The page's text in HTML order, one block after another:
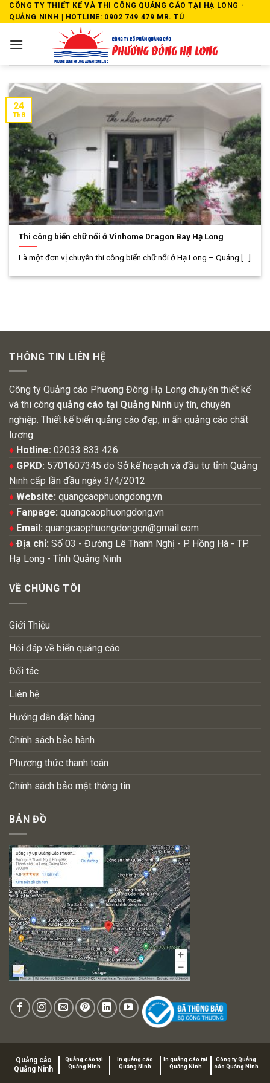
Skip
to
CÔNG TY THIẾT KẾ VÀ THI CÔNG QUẢNG CÁO TẠI HẠ LONG -
QUẢNG NINH | HOTLINE: 0902 749 479 MR. TÚ
Thi công biển chữ nổi ở Vinhome Dragon Bay Hạ Long
Là một đơn vị chuyên thi công biển chữ nổi ở Hạ Long – Quảng [...]
24
Th8
THÔNG TIN LIÊN HỆ
Công ty Quảng cáo Phương Đông Hạ Long chuyên thiết kế
và thi công quảng cáo tại Quảng Ninh uy tín, chuyên
nghiệp. Thiết kế biển quảng cáo đẹp, in ấn quảng cáo chất
lượng.
♦ Hotline: 02033 833 426
♦ GPKD: 5701607345 do Sở kế hoạch và đầu tư tỉnh Quảng
Ninh cấp lần đầu ngày 3/4/2012
♦ Website: quangcaophuongdong.vn
♦ Fanpage: quangcaophuongdong.vn
♦ Email: quangcaophuongdongqn@gmail.com
♦ Địa chỉ: Số 03 - Đường Lê Thanh Nghị - P. Hồng Hà - TP.
Hạ Long - Tỉnh Quảng Ninh
VỀ CHÚNG TÔI
Giới Thiệu
Hỏi đáp về biển quảng cáo
Đối tác
Liên hệ
Hướng dẫn đặt hàng
Chính sách bảo hành
Phương thức thanh toán
Chính sách bảo mật thông tin
BẢN ĐỒ
Quảng cáo
Quảng Ninh
Quảng cáo tại
Quảng Ninh
In quảng cáo
Quảng Ninh
In quảng cáo tại
Quảng Ninh
Công ty Quảng
cáo Quảng Ninh